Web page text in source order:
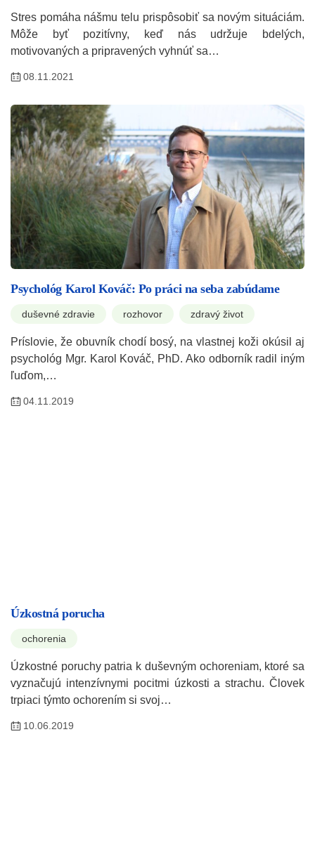
Stres pomáha nášmu telu prispôsobiť sa novým situáciám.
Môže byť pozitívny, keď nás udržuje bdelých,
motivovaných a pripravených vyhnúť sa…
08.11.2021
Psychológ Karol Kováč: Po práci na seba zabúdame
duševné zdravie rozhovor zdravý život
Príslovie, že obuvník chodí bosý, na vlastnej koži okúsil aj
psychológ Mgr. Karol Kováč, PhD. Ako odborník radil iným
ľuďom,…
04.11.2019
Úzkostná porucha
ochorenia
Úzkostné poruchy patria k duševným ochoreniam, ktoré sa
vyznačujú intenzívnymi pocitmi úzkosti a strachu. Človek
trpiaci týmto ochorením si svoj…
10.06.2019